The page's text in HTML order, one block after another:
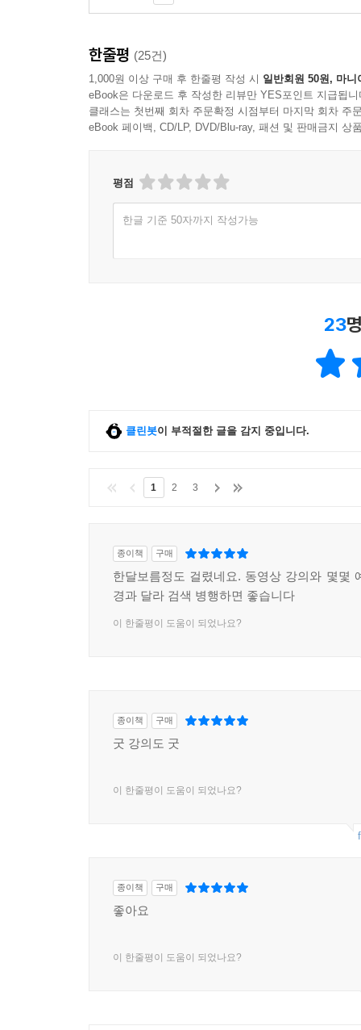
한줄평 (25건)
1,000원 이상 구매 후 한줄평 작성 시 일반회원 50원, 마니
eBook은 다운로드 후 작성한 리뷰만 YES포인트 지급됩니
클래스는 첫번째 회차 주문확정 시점부터 마지막 회차 주
eBook 페이백, CD/LP, DVD/Blu-ray, 패션 및 판매금지 상
평점
한글 기준 50자까지 작성가능
23
클린봇이 부적절한 글을 감지 중입니다.
1 2 3
종이책 구매
한달보름정도 걸렸네요. 동영상 강의와 몇몇
경과 달라 검색 병행하면 좋습니다
이 한줄평이 도움이 되었나요?
종이책 구매
굿 강의도 굿
이 한줄평이 도움이 되었나요?
종이책 구매
좋아요
이 한줄평이 도움이 되었나요?